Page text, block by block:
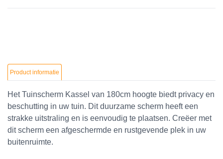
Product informatie
Het Tuinscherm Kassel van 180cm hoogte biedt privacy en
beschutting in uw tuin. Dit duurzame scherm heeft een
strakke uitstraling en is eenvoudig te plaatsen. Creëer met
dit scherm een afgeschermde en rustgevende plek in uw
buitenruimte.